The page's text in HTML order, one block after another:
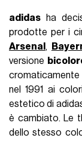
adidas ha
prodotte per i
Arsenal ,
versione
nel 1991 ai
estetico di
è cambiato. Le
dello stesso